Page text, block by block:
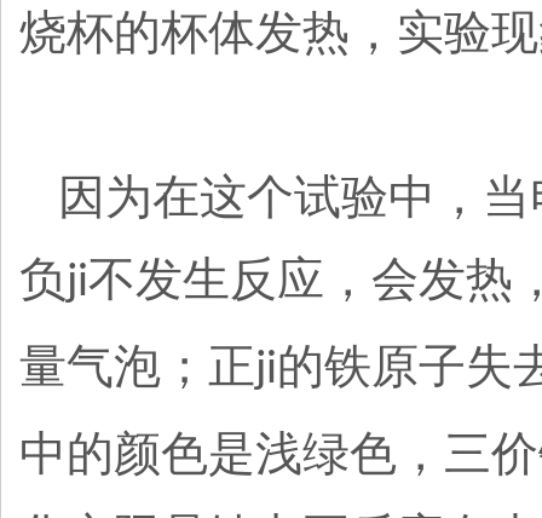
烧杯的杯体发热，实验
因为在这个试验中，
负ji不发生反应，会发热
量气泡；正ji的铁原子失
中的颜色是浅绿色，三